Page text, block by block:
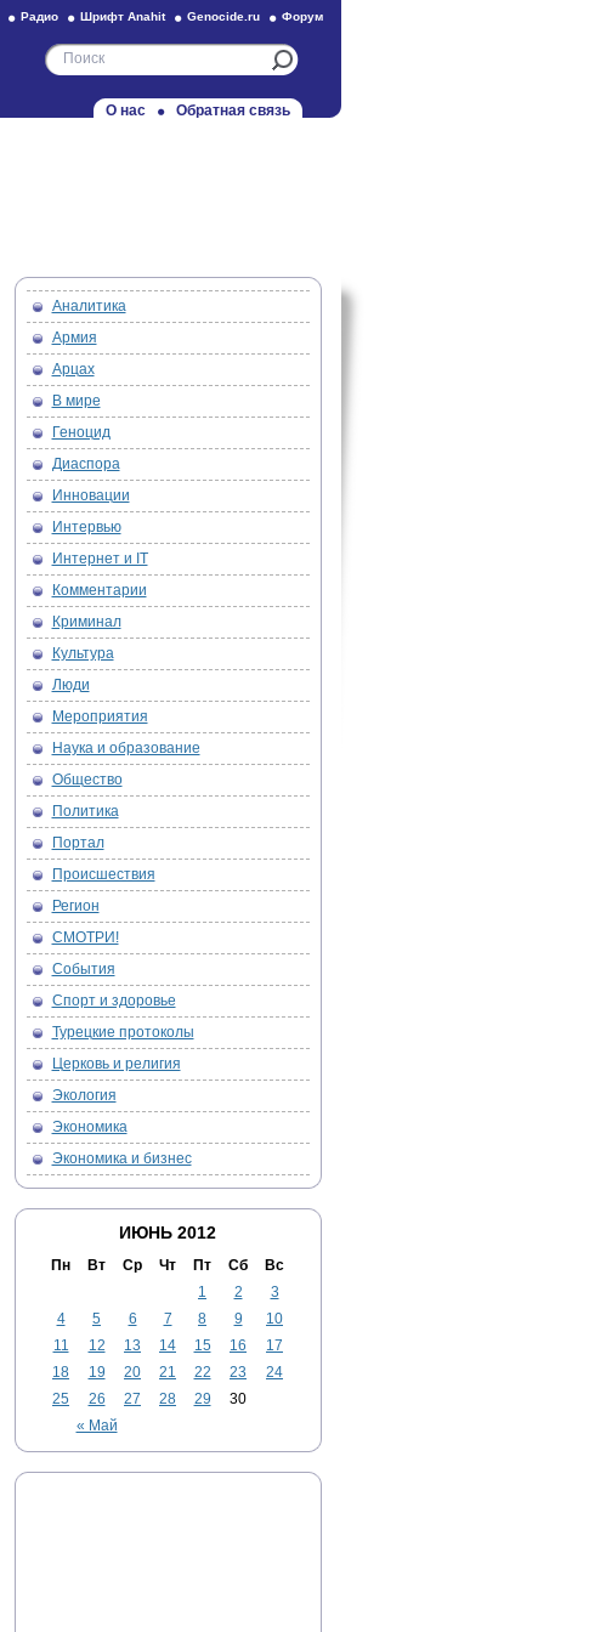
Радио Шрифт Anahit Genocide.ru Форум
О нас Обратная связь
Аналитика
Армия
Арцах
В мире
Геноцид
Диаспора
Инновации
Интервью
Интернет и IT
Комментарии
Криминал
Культура
Люди
Мероприятия
Наука и образование
Общество
Политика
Портал
Происшествия
Регион
СМОТРИ!
События
Спорт и здоровье
Турецкие протоколы
Церковь и религия
Экология
Экономика
Экономика и бизнес
ИЮНЬ 2012
Пн Вт Ср Чт Пт Сб Вс
« Май
1 2
3
4
5 6 7 8 9
10
11
12 13 14 15 16
17
18
19 20 21 22 23
24
25
26 27 28 29 30